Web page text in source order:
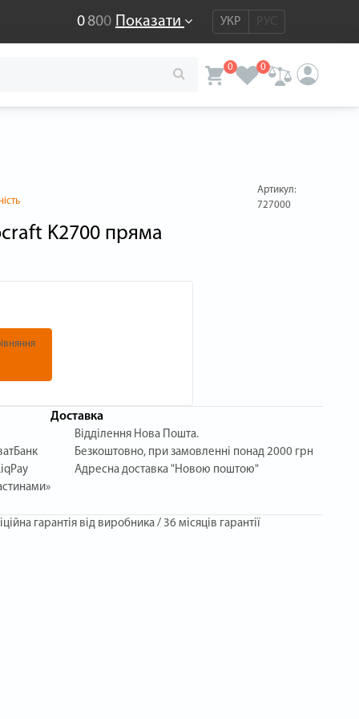
0800 Показати УКР РУС
0 0
Артикул:
727000
K2700 пряма
Доставка
Відділення Нова Пошта.
Безкоштовно, при замовленні понад 2000 грн
Адресна доставка "Новою поштою"
гарантія від виробника / 36 місяців гарантії